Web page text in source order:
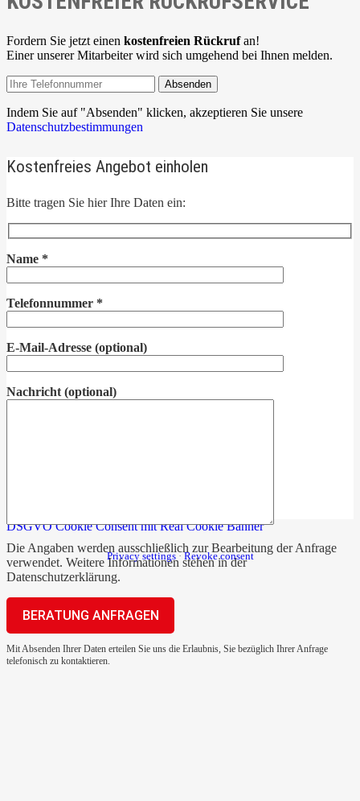
Fordern Sie jetzt einen kostenfreien Rückrufan!
Einer unserer Mitarbeiter wird sich umgehend bei Ihnen melden.
Absenden
Indem Sie auf "Absenden" klicken, akzeptieren Sie unsere
Datenschutzbestimmungen
Kostenfreies Angebot einholen
Bitte tragen Sie hier Ihre Daten ein:
Name *
Telefonnummer *
E-Mail-Adresse (optional)
Nachricht (optional)
Die Angaben werden ausschließlich zur Bearbeitung der Anfrage
verwendet. Weitere Informationen stehen in der
Datenschutzerklärung.
Mit Absenden Ihrer Daten erteilen Sie uns die Erlaubnis, Sie bezüglich Ihrer Anfrage
telefonisch zu kontaktieren.
DSGVO Cookie Consent mit Real Cookie Banner
Privacy settings ·Revoke consent